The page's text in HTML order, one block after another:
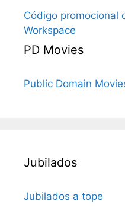
Código promocional
Workspace
PD Movies
Public Domain
Jubilados
Jubilados a tope